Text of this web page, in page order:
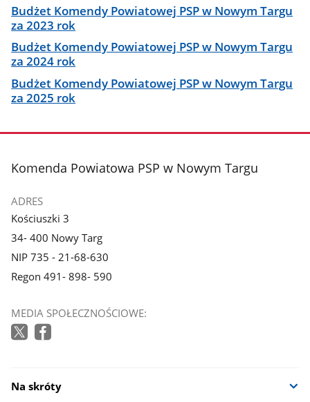
Budżet Komendy Powiatowej PSP w Nowym Targu
za 2023 rok
Budżet Komendy Powiatowej PSP w Nowym Targu
za 2024 rok
Budżet Komendy Powiatowej PSP w Nowym Targu
za 2025 rok
stopka
Komenda Powiatowa PSP w Nowym Targu
ADRES
Kościuszki 3
34- 400 Nowy Targ
NIP 735 - 21-68-630
Regon 491- 898- 590
MEDIA SPOŁECZNOŚCIOWE:
Na skróty